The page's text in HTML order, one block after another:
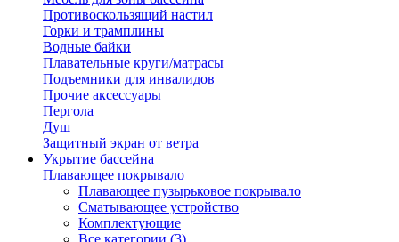
Противоскользящий настил
Горки и трамплины
Водные байки
Плавательные круги/матрасы
Подъемники для инвалидов
Прочие аксессуары
Пергола
Душ
Защитный экран от ветра
Укрытие бассейна
Плавающее покрывало
Плавающее пузырьковое покрывало
Сматывающее устройство
Комплектующие
Все категории (3)